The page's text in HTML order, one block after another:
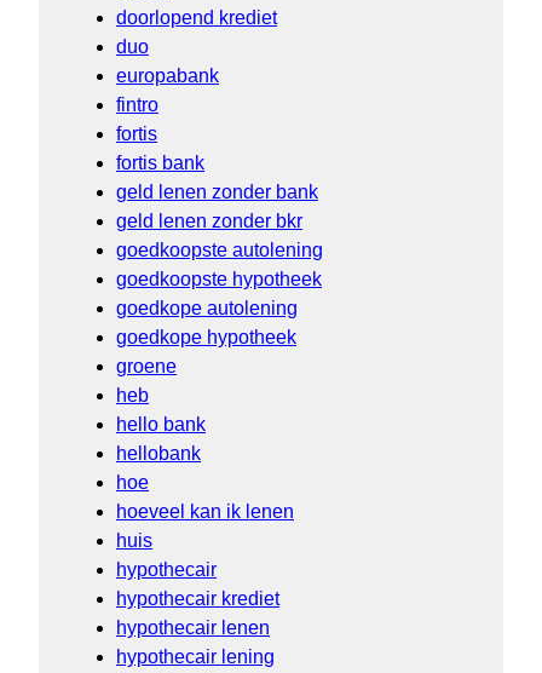
doorlopend krediet
duo
europabank
fintro
fortis
fortis bank
geld lenen zonder bank
geld lenen zonder bkr
goedkoopste autolening
goedkoopste hypotheek
goedkope autolening
goedkope hypotheek
groene
heb
hello bank
hellobank
hoe
hoeveel kan ik lenen
huis
hypothecair
hypothecair krediet
hypothecair lenen
hypothecair lening